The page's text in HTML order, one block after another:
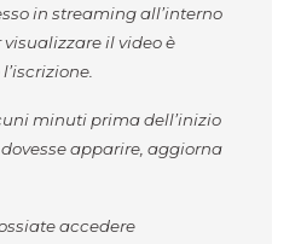
in streaming all’interno
il video è
minuti prima dell’inizio
apparire, aggiorna
accedere